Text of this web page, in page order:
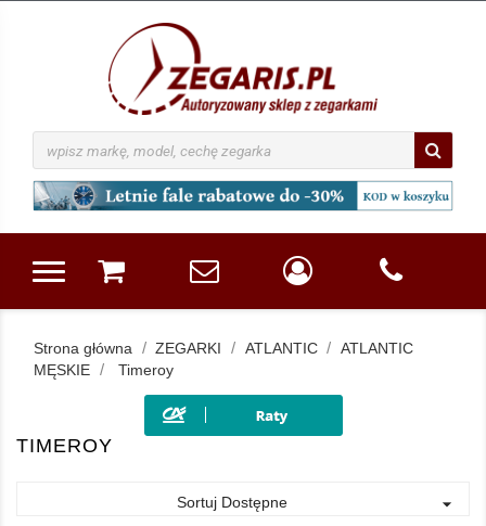
Strona główna ZEGARKI ATLANTIC
ATLANTIC
MĘSKIE
Timeroy
TIMEROY
Sortuj Dostępne 